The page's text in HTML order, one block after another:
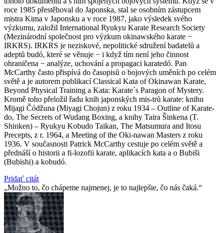
roce 1985 přestěhoval do Japonska, stal se osobním zástupcem
mistra Kima v Japonsku a v roce 1987, jako výsledek svého
výzkumu, založil International Ryukyu Karate Research Society
(Mezinárodní společnost pro výzkum okinawského karate −
IRKRS). IRKRS je neziskové, nepolitické sdružení badatelů a
adeptů budó, které se věnuje − i když tím není jeho činnost
ohraničena − analýze, uchování a propagaci karatedó. Pan
McCarthy často přispívá do časopisů o bojových uměních po celém
světě a je autorem publikací Classical Kata of Okinawan Karate,
Beyond Physical Training a Kata: Karate´s Paragon of Mystery.
Kromě toho přeložil řadu knih japonských mis-trů karate: knihu
Mijagi Čódžuna (Miyagi Chojun) z roku 1934 – Outline of Karate-
do, The Secrets of Wudang Boxing, a knihy Taira Šinkena (T.
Shinken) – Ryukyu Kobudo Taikan, The Matsumura and Itosu
Precepts, z r. 1964, a Meeting of the Oki-nawan Masters z roku
1936. V současnosti Patrick McCarthy cestuje po celém světě a
přednáší o historii a fi-lozofii karate, aplikacích kata a o Bubiši
(Bubishi) a kobudó.
Pridať citát
Možno to, čo chápeme najmenej, je to najlepšie, čo nás čaká.